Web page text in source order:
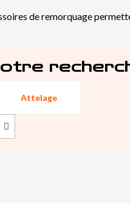
de remorquage
Attelage